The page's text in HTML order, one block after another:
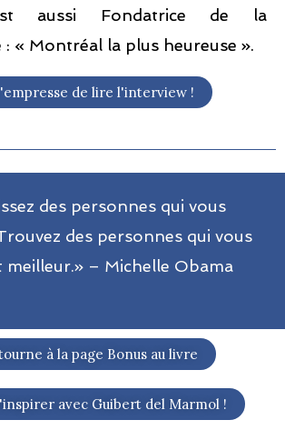
aussi Fondatrice de la
« Montréal la plus heureuse ».​
de lire l'interview !
des personnes qui vous
des personnes qui vous
– Michelle Obama
à la page Bonus au livre
avec Guibert del Marmol !